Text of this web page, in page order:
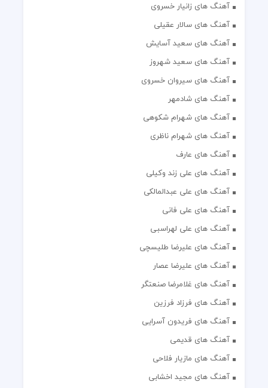
آهنگ های زانیار خسروی
آهنگ های سالار عقیلی
آهنگ های سعید آسایش
آهنگ های سعید شهروز
آهنگ های سیروان خسروی
آهنگ های شادمهر
آهنگ های شهرام شکوهی
آهنگ های شهرام ناظری
آهنگ های عارف
آهنگ های علی زند وکیلی
آهنگ های علی عبدالمالکی
آهنگ های علی فانی
آهنگ های علی لهراسبی
آهنگ های علیرضا طلیسچی
آهنگ های علیرضا عصار
آهنگ های غلامرضا صنعتگر
آهنگ های فرزاد فرزین
آهنگ های فریدون آسرایی
آهنگ های قدیمی
آهنگ های مازیار فلاحی
آهنگ های مجید اخشابی